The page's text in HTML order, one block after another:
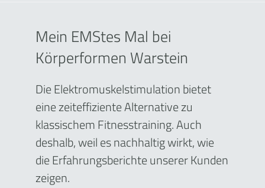
Mein EMStes Mal bei
Körperformen Warstein
Die Elektromuskelstimulation bietet
eine zeiteffiziente Alternative zu
klassischem Fitnesstraining. Auch
deshalb, weil es nachhaltig wirkt, wie
die Erfahrungsberichte unserer Kunden
zeigen.